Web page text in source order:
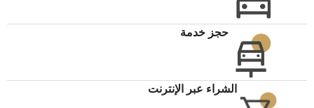
حجز خدمة
الشراء عبر الإنترنت